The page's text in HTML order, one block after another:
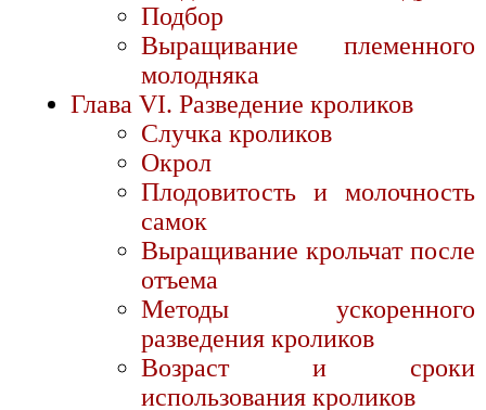
Подбор
Выращивание племенного
молодняка
Глава VI. Разведение кроликов
Случка кроликов
Окрол
Плодовитость и молочность
самок
Выращивание крольчат после
отъема
Методы ускоренного
разведения кроликов
Возраст и сроки
использования кроликов